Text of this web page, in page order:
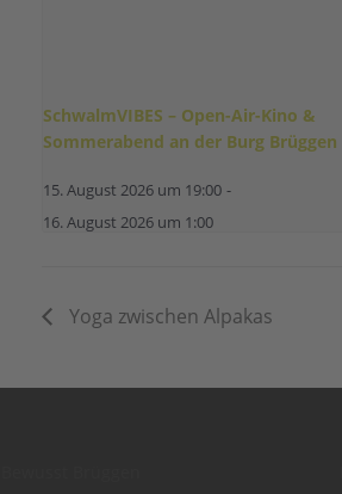
SchwalmVIBES – Open-Air-Kino &
Sommerabend an der Burg Brüggen
15. August 2026 um 19:00 -
16. August 2026 um 1:00
Yoga zwischen Alpakas